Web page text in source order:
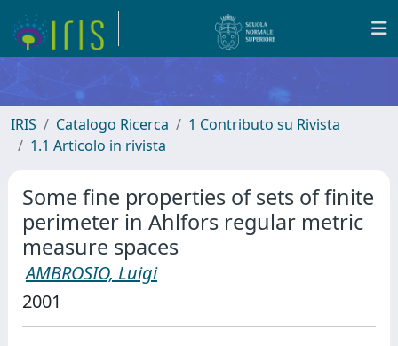
IRIS Catalogo Ricerca
1 Contributo su Rivista
1.1 Articolo in rivista
Some fine properties of sets of finite
perimeter in Ahlfors regular metric
measure spaces
AMBROSIO, Luigi
2001